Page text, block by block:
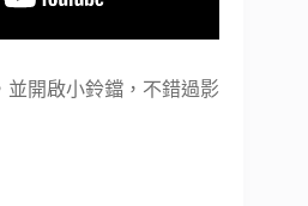
並開啟小鈴鐺，不錯過影